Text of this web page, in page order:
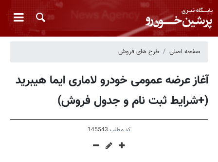
صفحه اصلی طرح های فروش
آغاز عرضه عمومی خودرو لاماری ایما هیبرید
(+شرایط ثبت نام و جدول فروش)
کد مطلب 145543